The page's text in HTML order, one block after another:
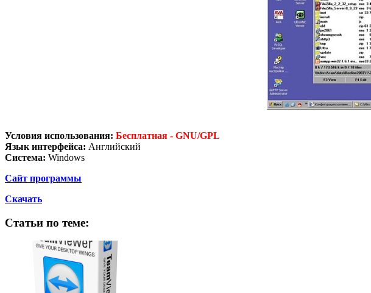
Условия использования: Бесплатная - GNU/GPL
Язык интерфейса: Английский
Система: Windows
Сайт программы
Скачать
Статьи по теме: